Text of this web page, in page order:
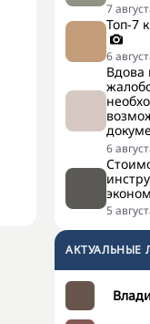
7
Топ-7
6
Вдова
6
5
АКТУАЛЬНЫЕ